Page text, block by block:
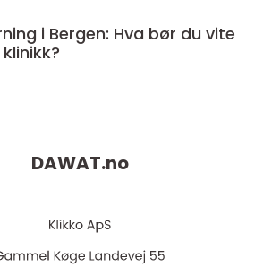
i Bergen: Hva bør du vite
DAWAT.no